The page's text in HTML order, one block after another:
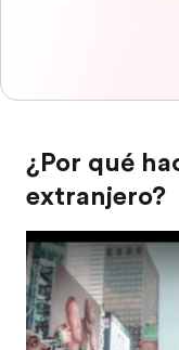
¿Por qué
extranjero?
Play